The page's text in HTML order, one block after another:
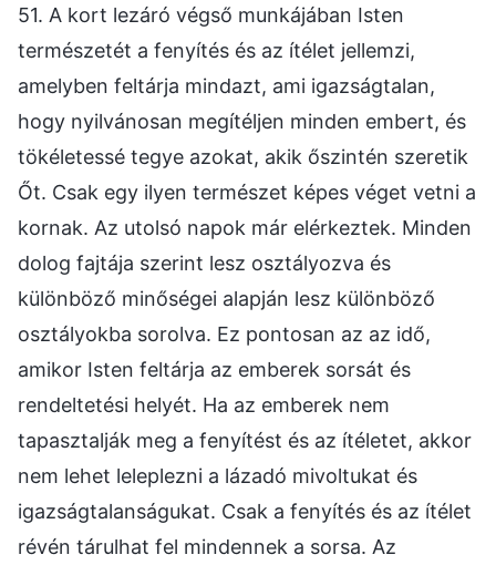
51. A kort lezáró végső munkájában Isten
természetét a fenyítés és az ítélet jellemzi,
amelyben feltárja mindazt, ami igazságtalan,
hogy nyilvánosan megítéljen minden embert, és
tökéletessé tegye azokat, akik őszintén szeretik
Őt. Csak egy ilyen természet képes véget vetni a
kornak. Az utolsó napok már elérkeztek. Minden
dolog fajtája szerint lesz osztályozva és
különböző minőségei alapján lesz különböző
osztályokba sorolva. Ez pontosan az az idő,
amikor Isten feltárja az emberek sorsát és
rendeltetési helyét. Ha az emberek nem
tapasztalják meg a fenyítést és az ítéletet, akkor
nem lehet leleplezni a lázadó mivoltukat és
igazságtalanságukat. Csak a fenyítés és az ítélet
révén tárulhat fel mindennek a sorsa. Az